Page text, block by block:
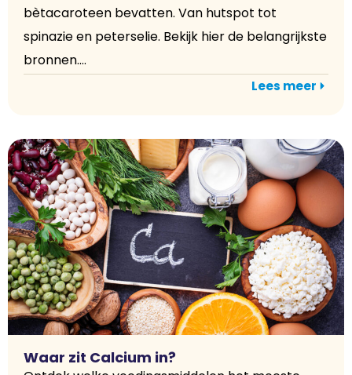
bètacaroteen bevatten. Van hutspot tot
spinazie en peterselie. Bekijk hier de belangrijkste
bronnen....
Lees meer
Waar zit Calcium in?